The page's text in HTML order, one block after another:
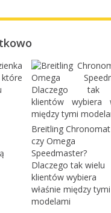
Breitling Chronomat
czy Omega
Speedmaster?
Dlaczego tak wielu
klientów wybiera
właśnie między tymi
modelami